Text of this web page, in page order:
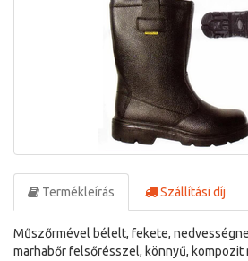
Termékleírás Szállítási díj
Műszőrmével bélelt, fekete,
marhabőr felsőrésszel, könnyű, kompozit